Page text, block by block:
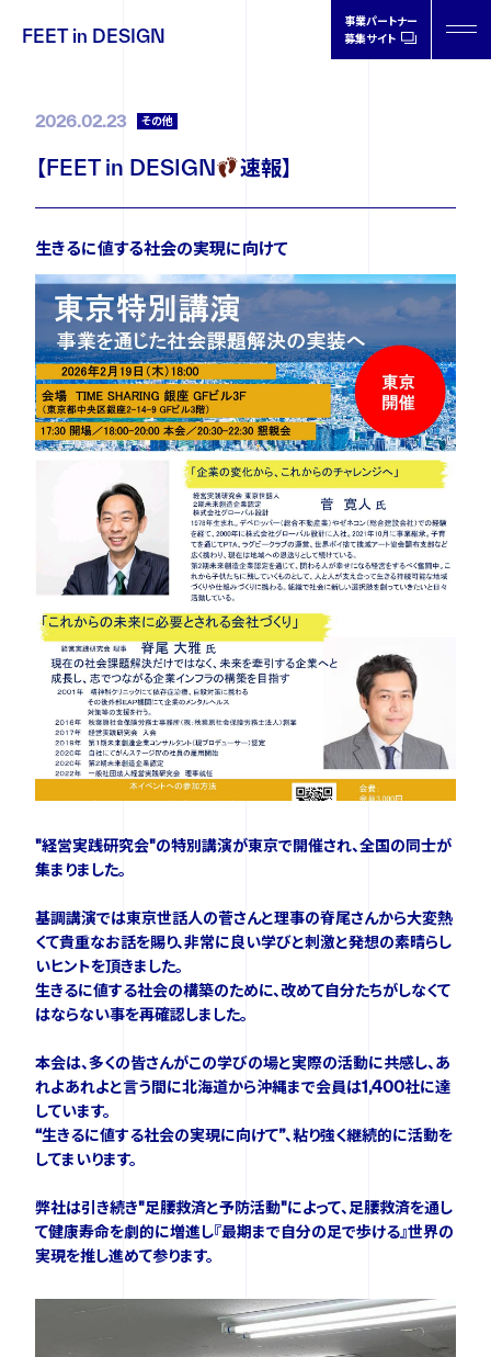
FEET in DESIGN
事業パートナー
募集サイト
DESIGN
製品情報
取扱店情報
オーソティクスについて
イベント
資料ダウンロード
ご購入をご検討の方
2026.02.23 その他
【FEET in DESIGN 速報】
生きるに値する社会の実現に向けて
"経営実践研究会"の特別講演が東京で開催され、全国の同士が
集まりました。
基調講演では東京世話人の菅さんと理事の脊尾さんから大変熱
くて貴重なお話を賜り、非常に良い学びと刺激と発想の素晴らし
いヒントを頂きました。
生きるに値する社会の構築のために、改めて自分たちがしなくて
はならない事を再確認しました。
本会は、多くの皆さんがこの学びの場と実際の活動に共感し、あ
れよあれよと言う間に北海道から沖縄まで会員は1,400社に達
しています。
“生きるに値する社会の実現に向けて”、粘り強く継続的に活動を
してまいります。
弊社は引き続き"足腰救済と予防活動"によって、足腰救済を通し
て健康寿命を劇的に増進し『最期まで自分の足で歩ける』世界の
実現を推し進めて参ります。